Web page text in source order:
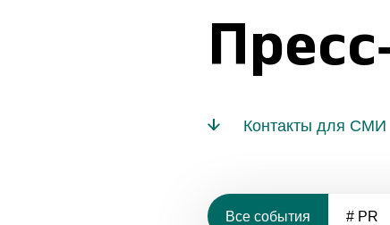
Контакты для СМИ
Все события # PR